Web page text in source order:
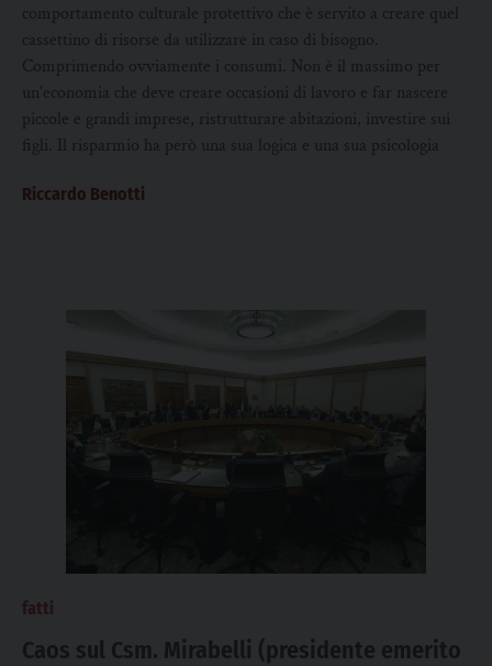
comportamento culturale protettivo che è servito a creare quel
cassettino di risorse da utilizzare in caso di bisogno.
Comprimendo ovviamente i consumi. Non è il massimo per
un'economia che deve creare occasioni di lavoro e far nascere
piccole e grandi imprese, ristrutturare abitazioni, investire sui
figli. Il risparmio ha però una sua logica e una sua psicologia
Riccardo Benotti
fatti
Caos sul Csm. Mirabelli (presidente emerito